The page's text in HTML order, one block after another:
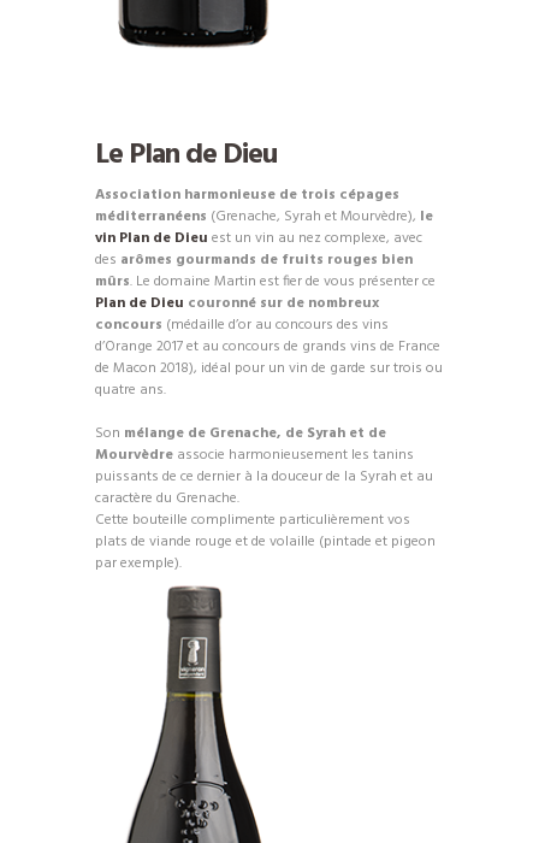
Le Plan de Dieu
Association harmonieuse de trois cépages
méditerranéens (Grenache, Syrah et Mourvèdre), le
vin Plan de Dieu est un vin au nez complexe, avec
des arômes gourmands de fruits rouges bien
mûrs. Le domaine Martin est fier de vous présenter ce
Plan de Dieu couronné sur de nombreux
concours (médaille d’or au concours des vins
d’Orange 2017 et au concours de grands vins de France
de Macon 2018), idéal pour un vin de garde sur trois ou
quatre ans.
Son mélange de Grenache, de Syrah et de
Mourvèdre associe harmonieusement les tanins
puissants de ce dernier à la douceur de la Syrah et au
caractère du Grenache.
Cette bouteille complimente particulièrement vos
plats de viande rouge et de volaille (pintade et pigeon
par exemple).